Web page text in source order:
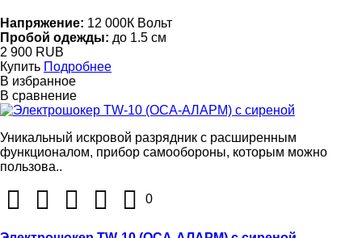
Напряжение: 12 000К Вольт
Пробой одежды: до 1.5 см
2 900 RUB
Купить Подробнее
В избранное
В сравнение
Уникальный искровой разрядник с расширенным
функционалом, прибор самообороны, которым можно
пользова..
0